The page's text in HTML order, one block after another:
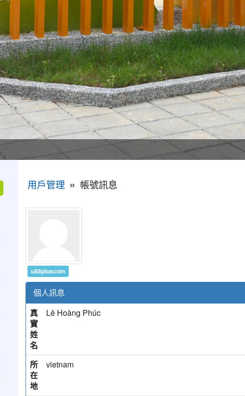
用戶管理 » 帳號訊息
u88pluscom
個人訊息
真
實
姓
名
Lê Hoàng Phúc
所
在
地
vietnam